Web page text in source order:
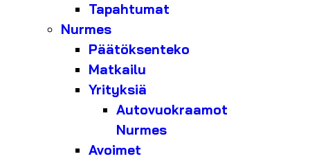
Tapahtumat
Nurmes
Päätöksenteko
Matkailu
Yrityksiä
Autovuokraamot
Nurmes
Avoimet